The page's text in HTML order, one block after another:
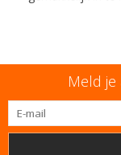
Meld